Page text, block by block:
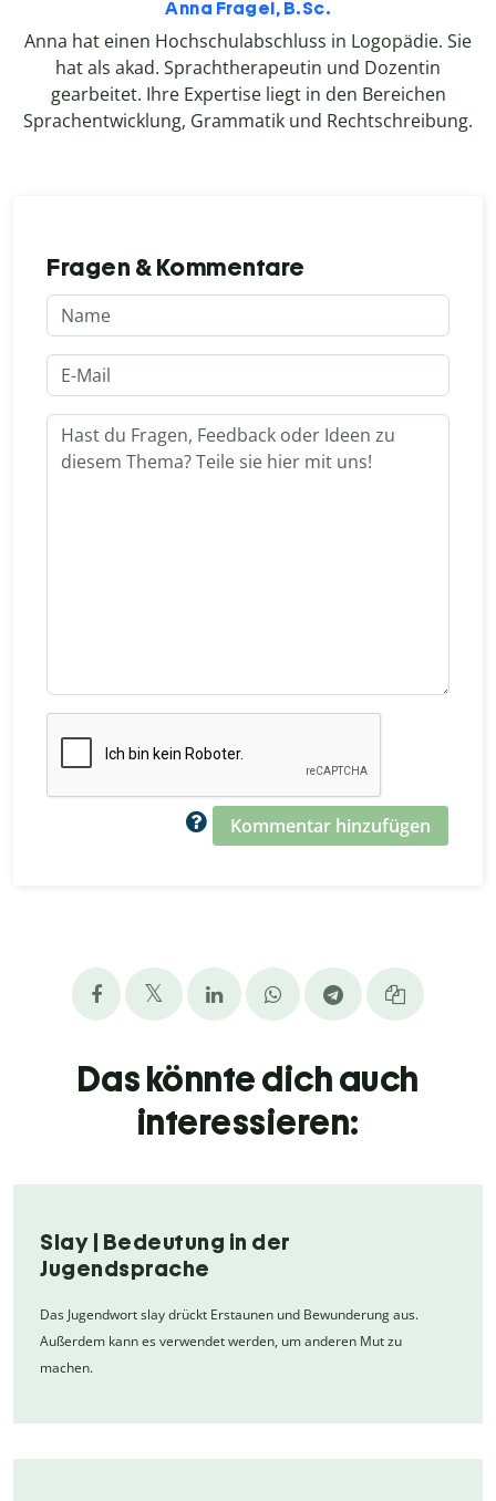
Anna Fragel, B.Sc.
Anna hat einen Hochschulabschluss in Logopädie. Sie
hat als akad. Sprachtherapeutin und Dozentin
gearbeitet. Ihre Expertise liegt in den Bereichen
Sprachentwicklung, Grammatik und Rechtschreibung.
Fragen & Kommentare
Kommentar hinzufügen
Das könnte dich auch
interessieren:
Slay | Bedeutung in der
Jugendsprache
Das Jugendwort slay drückt Erstaunen und Bewunderung aus.
Außerdem kann es verwendet werden, um anderen Mut zu
machen.